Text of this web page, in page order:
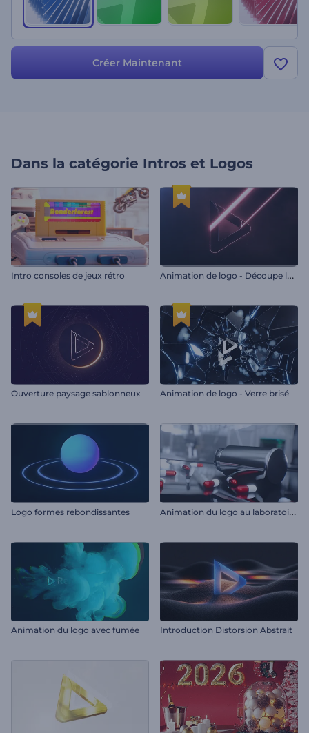
Créer Maintenant
Dans la catégorie Intros et Logos
Intro consoles de jeux rétro A
nimation de logo - Découpe laser au néon
Ouverture paysage sablonneux Animation de logo - Verre brisé
Logo formes rebondissantes A
nimation du logo au laboratoire scientifique
Animation du logo avec fumée Introduction Distorsion Abstrait